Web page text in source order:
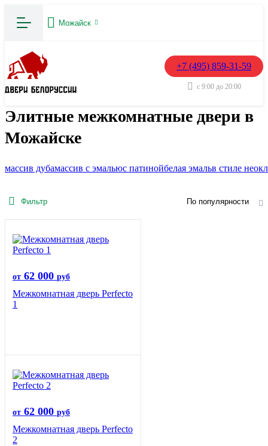
Можайск
+7 (495) 859-31-59
с 9:00 до 20:00
Элитные межкомнатные двери в
Можайске
массив дубамассив с эмальюс патинойбелая эмальв стиле
Фильтр По популярности
от 62 000 руб
Межкомнатная дверь Perfecto
1
от 62 000 руб
Межкомнатная дверь Perfecto
2